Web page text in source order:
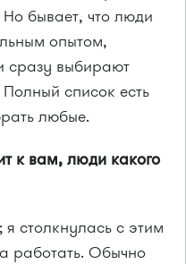
бывает, что люди
опытом,
сразу выбирают
список есть
любые.
к вам, люди какого
столкнулась с этим
работать. Обычно